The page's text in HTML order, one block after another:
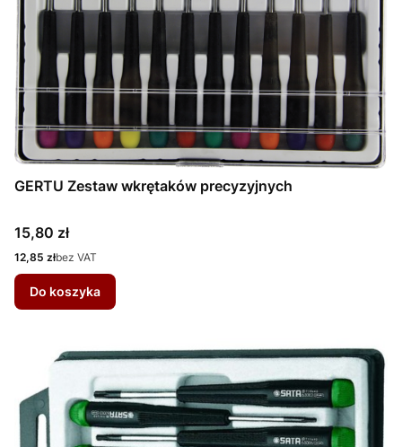
GERTU Zestaw wkrętaków precyzyjnych
Cena
15,80 zł
Cena
12,85 złbez VAT
Do koszyka